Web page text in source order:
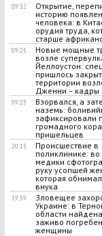
09:32
Открытие,
историю
человека: в
орудия труда,
старше
09:25
Новые мощные
возле
Йеллоустон:
пришлось
территории
Дженни – кадры
09:23
Взорвался, а
наземь:
зафиксировали
громадного
пришельцев
20:15
Происшествие в
поликлинике:
медики
руку усопшей
которая
внука
19:39
Зловещее
Украине: в
области
заживо
женщины